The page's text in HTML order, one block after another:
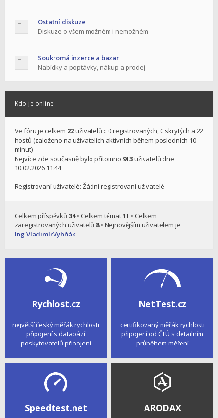
Ostatní diskuze
Diskuze o všem možném i nemožném
Soukromá inzerce a bazar
Nabídky a poptávky, nákup a prodej
Kdo je online
Ve fóru je celkem 22uživatelů :: 0 registrovaných, 0 skrytých a 22
hostů (založeno na uživatelích aktivních během posledních 10
minut)
Nejvíce zde současně bylo přítomno 913uživatelů dne
10.02.2026 11:44
Registrovaní uživatelé: Žádní registrovaní uživatelé
Celkem příspěvků 34• Celkem témat11 • Celkem
zaregistrovaných uživatelů 8• Nejnovějším uživatelem je
Ing.VladimírVyhňák
Rychlost.cz
největší český měřák rychlosti
připojení s databází
poskytovatelů připojení
NetTest.cz
certifikovaný měřák rychlosti
připojení od ČTÚ s detailním
průběhem měření
Speedtest.net ARODAX